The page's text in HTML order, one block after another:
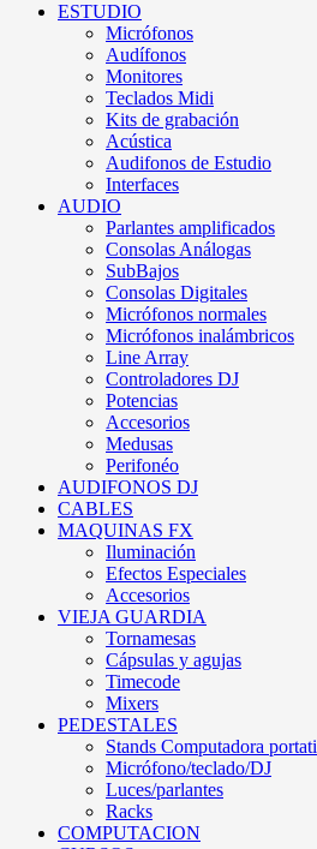
ESTUDIO
Micrófonos
Audífonos
Monitores
Teclados Midi
Kits de grabación
Acústica
Audifonos de Estudio
Interfaces
AUDIO
Parlantes amplificados
Consolas Análogas
SubBajos
Consolas Digitales
Micrófonos normales
Micrófonos inalámbricos
Line Array
Controladores DJ
Potencias
Accesorios
Medusas
Perifonéo
AUDIFONOS DJ
CABLES
MAQUINAS FX
Iluminación
Efectos Especiales
Accesorios
VIEJA GUARDIA
Tornamesas
Cápsulas y agujas
Timecode
Mixers
PEDESTALES
Stands Computadora
Micrófono/teclado/DJ
Luces/parlantes
Racks
COMPUTACION